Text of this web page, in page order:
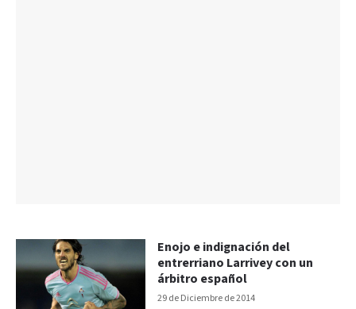
29 de Diciembre de 2014
Enojo e indignación del
entrerriano Larrivey con un
árbitro español